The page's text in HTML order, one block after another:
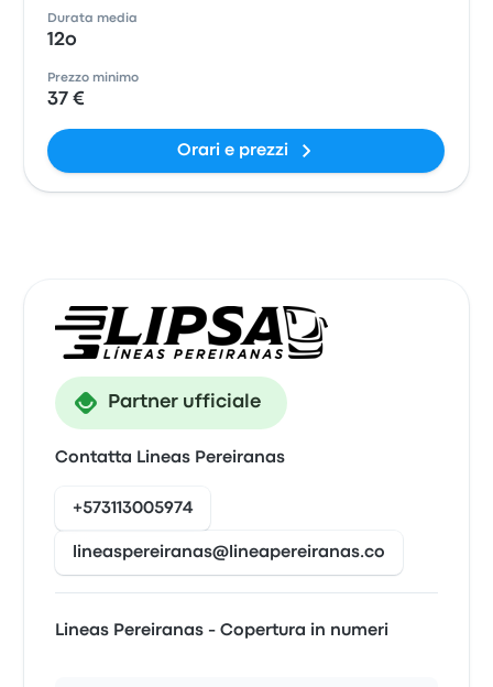
Durata media
12o
Prezzo minimo
37 €
Orari e prezzi
Partner ufficiale
Contatta Lineas Pereiranas
+573113005974
lineaspereiranas@lineapereiranas.co
Lineas Pereiranas - Copertura in numeri